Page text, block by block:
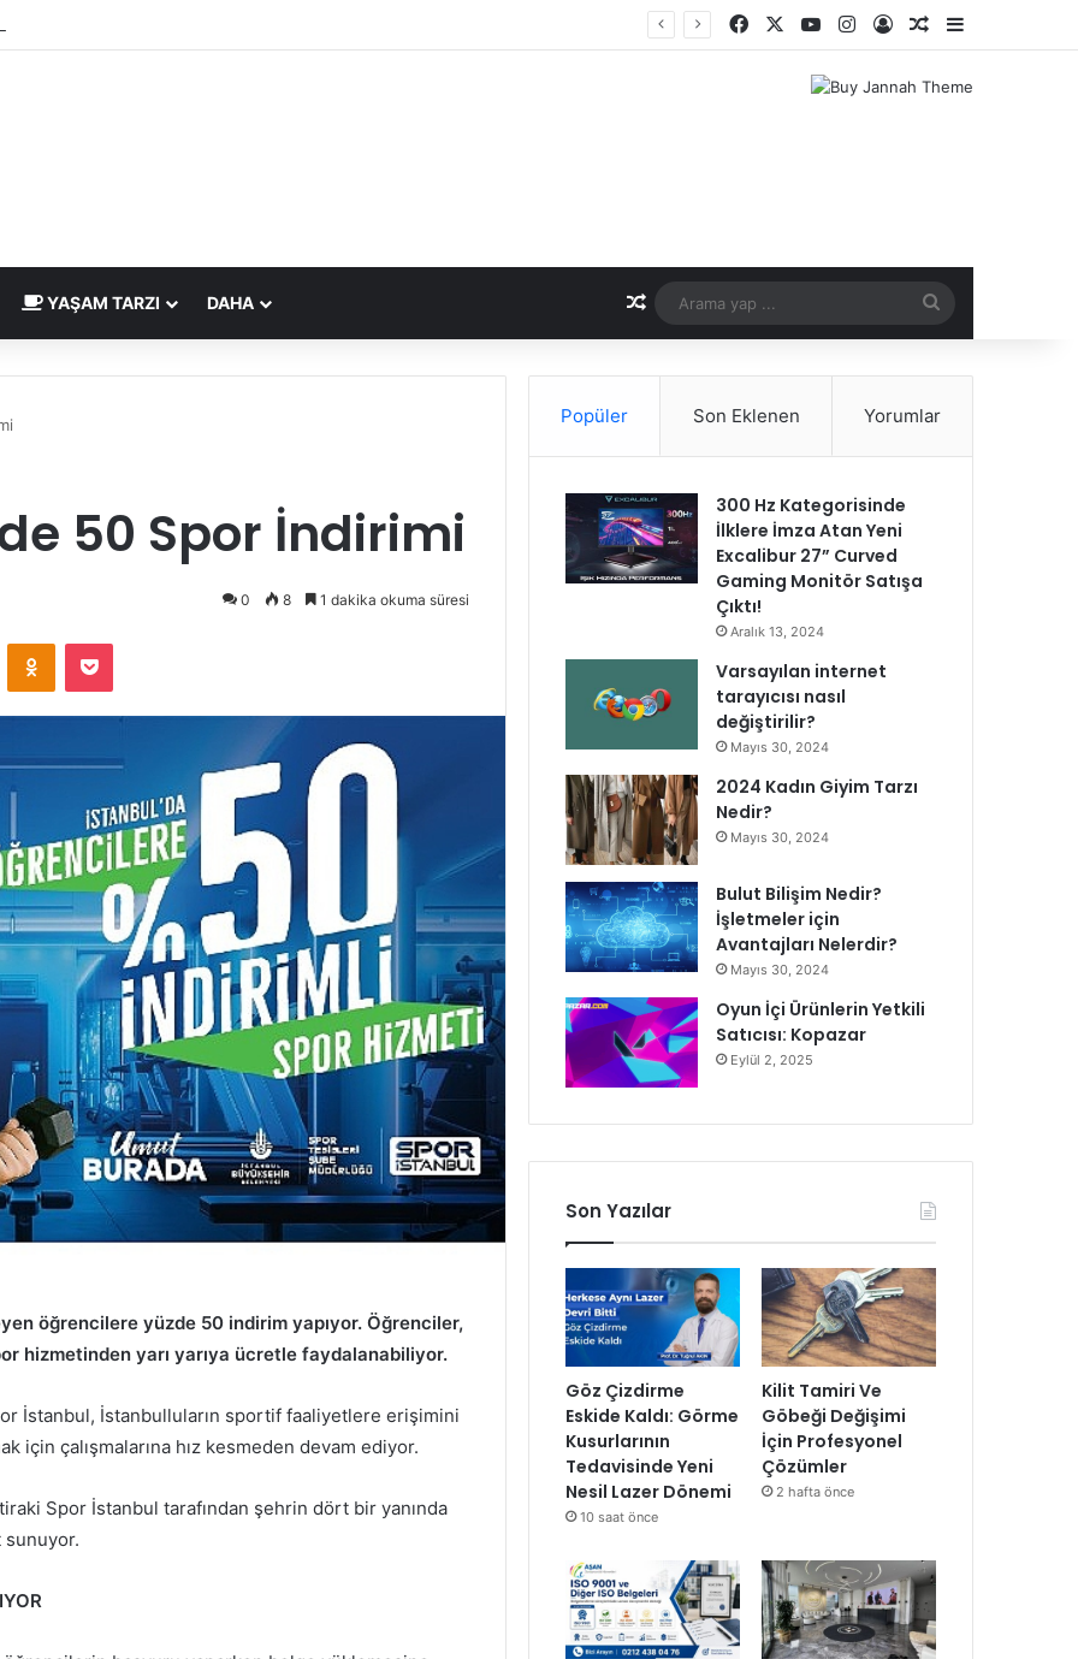
Çizdirme Eskide Kaldı: Görme Kusurlarının Tedavisinde Yeni Nesil Lazer Dönemi Facebook YouTubeInstagramKayıt OlRastgele Makale
YAŞAM TARZI DAHA Rastgele Makale
yap
50 Spor İndirimi
0 8 1 dakika okuma süresi
öğrencilere yüzde 50 indirim yapıyor. Öğrenciler,
hizmetinden yarı yarıya ücretle faydalanabiliyor.
İstanbul, İstanbulluların sportif faaliyetlere erişimini
için çalışmalarına hız kesmeden devam ediyor.
Spor İstanbul tarafından şehrin dört bir yanında
Popüler Son Eklenen Yorumlar
300 Hz Kategorisinde
İlklere İmza Atan Yeni
Excalibur 27” Curved
Gaming Monitör Satışa
Çıktı!
Aralık 13, 2024
Varsayılan internet
tarayıcısı nasıl
değiştirilir?
Mayıs 30, 2024
2024 Kadın Giyim Tarzı
Nedir?
Mayıs 30, 2024
Bulut Bilişim Nedir?
İşletmeler için
Avantajları Nelerdir?
Mayıs 30, 2024
Oyun İçi Ürünlerin Yetkili
Satıcısı: Kopazar
Eylül 2, 2025
Son Yazılar
Göz Çizdirme
Eskide Kaldı: Görme
Kusurlarının
Tedavisinde Yeni
Nesil Lazer Dönemi
10 saat önce
Kilit Tamiri Ve
Göbeği Değişimi
İçin Profesyonel
Çözümler
2 hafta önce